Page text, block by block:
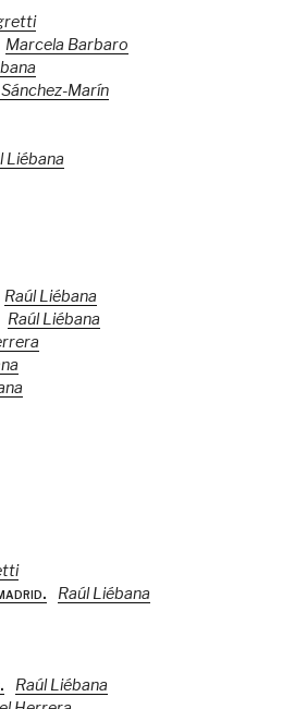
Marcela Barbaro
Marín
Liébana
Raúl Liébana
Raúl Liébana
Raúl Liébana
.
Raúl Liébana